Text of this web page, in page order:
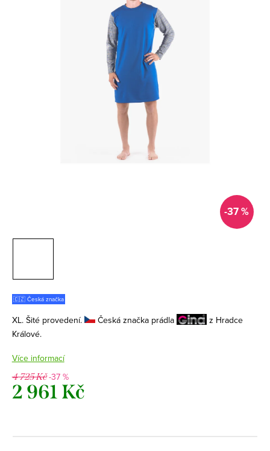
-37 %
🇨🇿 Česká značka
XL. Šité provedení. Česká značka prádla
z Hradce
Králové.
Více informací
4 725 Kč-37 %
2 961 Kč